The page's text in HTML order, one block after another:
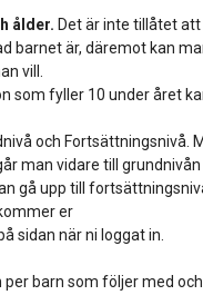
ålder. Det är inte tillåtet att
barnet är, däremot kan
vill.
som fyller 10 under året
och Fortsättningsnivå.
man vidare till
gå upp till
er
sidan när ni loggat in.
per barn som följer med och